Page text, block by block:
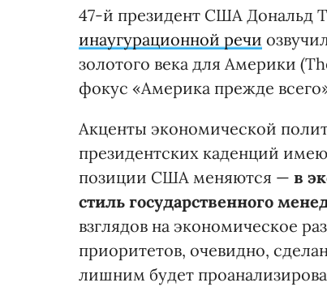
47-й президент США Дональд
инаугурационной речи
золотого века для Америки
фокус «Америка прежде
Акценты экономической
президентских каденций
позиции США меняются — в
стиль государственного
взглядов на экономическое
приоритетов, очевидно,
лишним будет